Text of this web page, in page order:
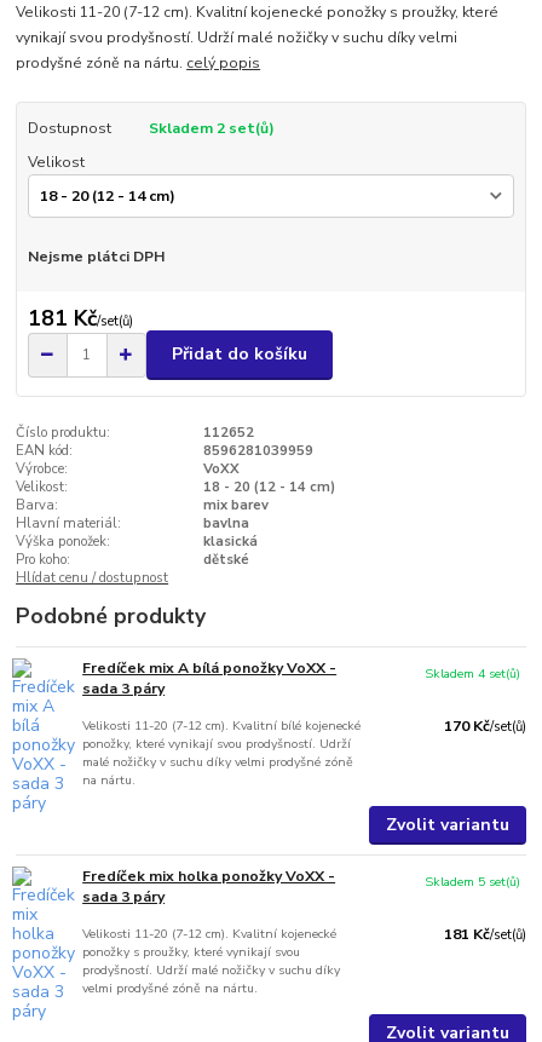
Velikosti 11-20 (7-12 cm). Kvalitní kojenecké ponožky s proužky, které
vynikají svou prodyšností. Udrží malé nožičky v suchu díky velmi
prodyšné zóně na nártu. celý popis
Dostupnost
Skladem 2 set(ů)
Velikost
Nejsme plátci DPH
181 Kč/set(ů)
Přidat do košíku
Číslo produktu:
112652
EAN kód:
8596281039959
Výrobce:
VoXX
Velikost:
18 - 20 (12 - 14 cm)
Barva:
mix barev
Hlavní materiál:
bavlna
Výška ponožek:
klasická
Pro koho:
dětské
Hlídat cenu / dostupnost
Podobné produkty
Fredíček mix A bílá ponožky VoXX -
sada 3 páry
Velikosti 11-20 (7-12 cm). Kvalitní bílé kojenecké
ponožky, které vynikají svou prodyšností. Udrží
malé nožičky v suchu díky velmi prodyšné zóně
na nártu.
170 Kč/set(ů)
Skladem 4 set(ů)
Zvolit variantu
Fredíček mix holka ponožky VoXX -
sada 3 páry
Velikosti 11-20 (7-12 cm). Kvalitní kojenecké
ponožky s proužky, které vynikají svou
prodyšností. Udrží malé nožičky v suchu díky
velmi prodyšné zóně na nártu.
181 Kč/set(ů)
Skladem 5 set(ů)
Zvolit variantu